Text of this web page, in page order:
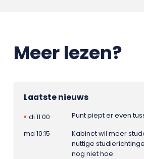
Meer lezen?
Laatste nieuws
di 11:00
Punt piept er even
ma 10:15
Kabinet wil meer
nuttige
nog niet hoe